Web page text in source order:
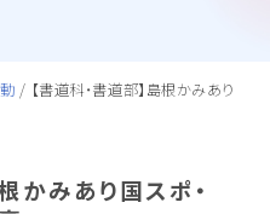
/ 【書道科・書道部】島根かみあり
かみあり国スポ・